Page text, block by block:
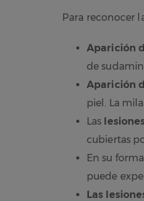
Para reconocer
Aparición
de
Aparición
piel. La
Las
cubiertas
En su
puede
Las